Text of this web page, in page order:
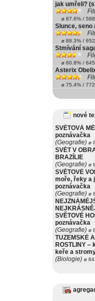
jak umřeli?
ø 87.6% /
Slunce, seno
ø 88.3% /
Stmívání
ø 60.8% /
Asterix
ø 75.4% / 772
nové
SVĚTOVÁ
poznávačka
(Geografie) ø
SVĚT V
BRAZÍLIE
(Geografie) ø
SVĚTOVÉ
moře, řeky a
poznávačka
(Geografie) ø
SVĚTOVÉ
poznávačka
(Geografie) ø
TUZEMSKÉ
ROSTLINY
keře a
(Biologie) ø